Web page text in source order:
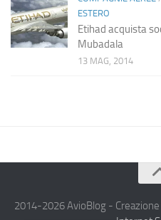
ESTERO
Etihad acquista
Mubadala
13 MAG, 2014
Chi Siamo
2014-2026 AvioBlog -